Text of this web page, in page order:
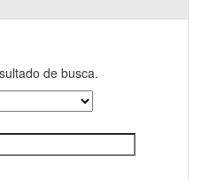
de busca.